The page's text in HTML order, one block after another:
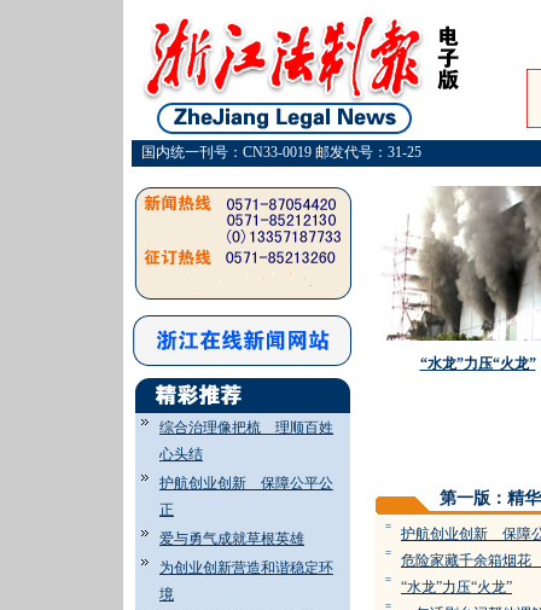
国内统一刊号：CN33-0019 邮发代号：31-25
综合治理像把梳 理顺百姓
心头结
护航创业创新 保障公平公
正
爱与勇气成就草根英雄
为创业创新营造和谐稳定环
境
“水龙”力压“火龙”
第一版：精
= 护航创业创新 保障
= 危险家藏千余箱烟
= “水龙”力压“火龙”
=